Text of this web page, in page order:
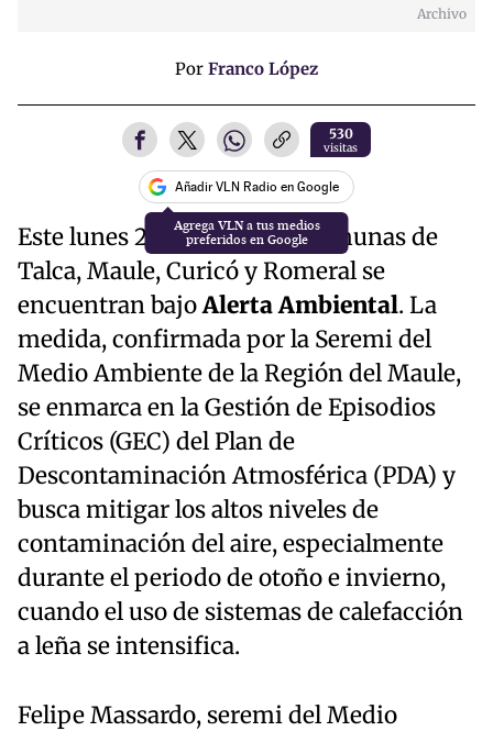
Archivo
Por Franco López
530
visitas
Añadir VLN Radio en Google
Este lunes 25 de mayo, las comunas de
Talca, Maule, Curicó y Romeral se
encuentran bajoAlerta Ambiental. La
medida, confirmada por la Seremi del
Medio Ambiente de la Región del Maule,
se enmarca en la Gestión de Episodios
Críticos (GEC) del Plan de
Descontaminación Atmosférica (PDA) y
busca mitigar los altos niveles de
contaminación del aire, especialmente
durante el periodo de otoño e invierno,
cuando el uso de sistemas de calefacción
a leña se intensifica.
Felipe Massardo, seremi del Medio